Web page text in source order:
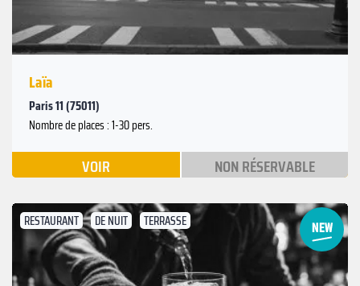
Laïa
Paris 11 (75011)
Nombre de places : 1-30 pers.
VOIR NON RÉSERVABLE
RESTAURANT DE NUIT TERRASSE